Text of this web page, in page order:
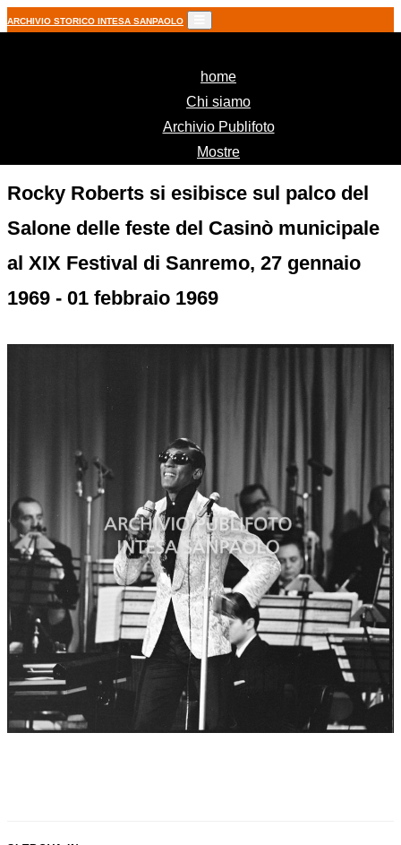
ARCHIVIO STORICO INTESA SANPAOLO
home(current)
Chi siamo
Archivio Publifoto
Mostre
Rocky Roberts si esibisce sul palco del
Salone delle feste del Casinò municipale
al XIX Festival di Sanremo, 27 gennaio
1969 - 01 febbraio 1969